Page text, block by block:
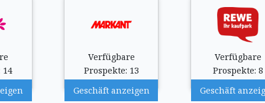
14
Verfügbare
Prospekte: 13
Geschäft anzeigen
Verfügbare
Prospekte: 8
Geschäft